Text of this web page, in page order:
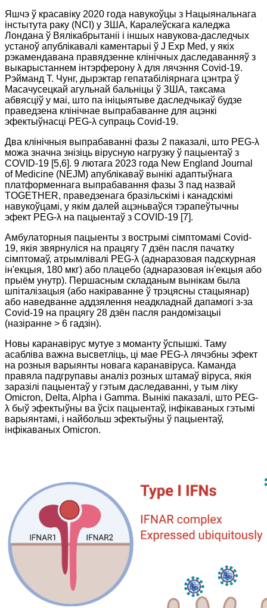
Яшчэ ў красавіку 2020 года навукоўцы з Нацыянальнага
інстытута раку (NCI) у ЗША, Каралеўскага каледжа
Лондана ў Вялікабрытаніі і іншых навукова-даследчых
устаноў апублікавалі каментарыі ў J Exp Med, у якіх
рэкамендавана правядзенне клінічных даследаванняў з
выкарыстаннем інтэрферону λ для лячэння Covid-19.
Рэйманд Т. Чунг, дырэктар гепатабіліярнага цэнтра ў
Масачусецкай агульнай бальніцы ў ЗША, таксама
абвясціў у маі, што па ініцыятыве даследчыкаў будзе
праведзена клінічнае выпрабаванне для ацэнкі
эфектыўнасці PEG-λ супраць Covid-19.
Два клінічныя выпрабаванні фазы 2 паказалі, што PEG-λ
можа значна знізіць вірусную нагрузку ў пацыентаў з
COVID-19 [5,6]. 9 лютага 2023 года New England Journal
of Medicine (NEJM) апублікаваў вынікі адаптыўнага
платформеннага выпрабавання фазы 3 пад назвай
TOGETHER, праведзенага бразільскімі і канадскімі
навукоўцамі, у якім далей ацэньваўся тэрапеўтычны
эфект PEG-λ на пацыентаў з COVID-19 [7].
Амбулаторныя пацыенты з вострымі сімптомамі Covid-
19, якія звярнуліся на працягу 7 дзён пасля пачатку
сімптомаў, атрымлівалі PEG-λ (аднаразовая падскурная
ін'екцыя, 180 мкг) або плацебо (аднаразовая ін'екцыя або
прыём унутр). Першасным складаным вынікам была
шпіталізацыя (або накіраванне ў трэцясны стацыянар)
або наведванне аддзялення неадкладнай дапамогі з-за
Covid-19 на працягу 28 дзён пасля рандомізацыі
(назіранне > 6 гадзін).
Новы каранавірус мутуе з моманту ўспышкі. Таму
асабліва важна высветліць, ці мае PEG-λ лячэбны эфект
на розныя варыянты новага каранавіруса. Каманда
правяла падгрупавы аналіз розных штамаў віруса, якія
заразілі пацыентаў у гэтым даследаванні, у тым ліку
Omicron, Delta, Alpha і Gamma. Вынікі паказалі, што PEG-
λ быў эфектыўны ва ўсіх пацыентаў, інфікаваных гэтымі
варыянтамі, і найбольш эфектыўны ў пацыентаў,
інфікаваных Omicron.